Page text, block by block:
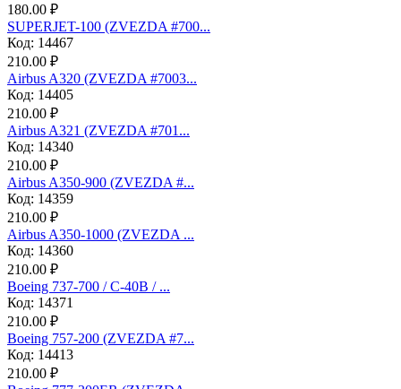
180.00 ₽
SUPERJET-100 (ZVEZDA #700...
Код: 14467
210.00 ₽
Аirbus A320 (ZVEZDA #7003...
Код: 14405
210.00 ₽
Аirbus A321 (ZVEZDA #701...
Код: 14340
210.00 ₽
Airbus A350-900 (ZVEZDA #...
Код: 14359
210.00 ₽
Airbus A350-1000 (ZVEZDA ...
Код: 14360
210.00 ₽
Boeing 737-700 / C-40B / ...
Код: 14371
210.00 ₽
Boeing 757-200 (ZVEZDA #7...
Код: 14413
210.00 ₽